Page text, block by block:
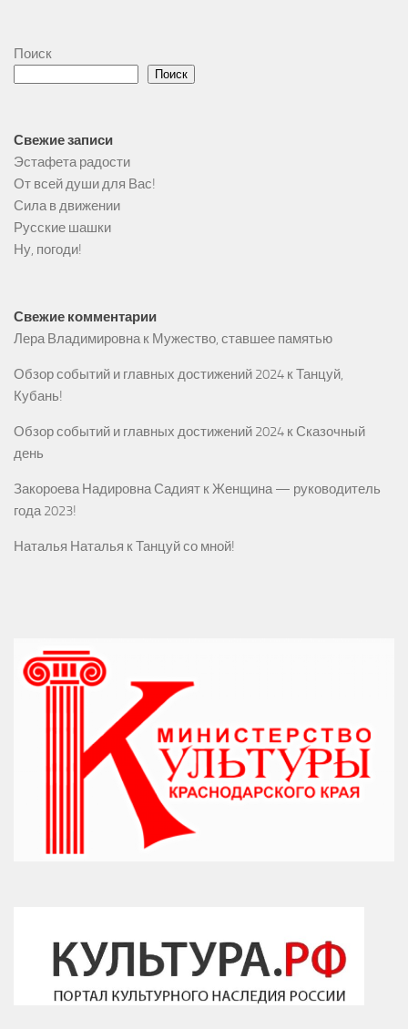
Поиск
Поиск
Свежие записи
Эстафета радости
От всей души для Вас!
Сила в движении
Русские шашки
Ну, погоди!
Свежие комментарии
Лера Владимировнак Мужество, ставшее памятью
Обзор событий и главных достижений 2024 кТанцуй,
Кубань!
Обзор событий и главных достижений 2024 кСказочный
день
Закороева Надировна Садият кЖенщина — руководитель
года 2023!
Наталья Наталья кТанцуй со мной!